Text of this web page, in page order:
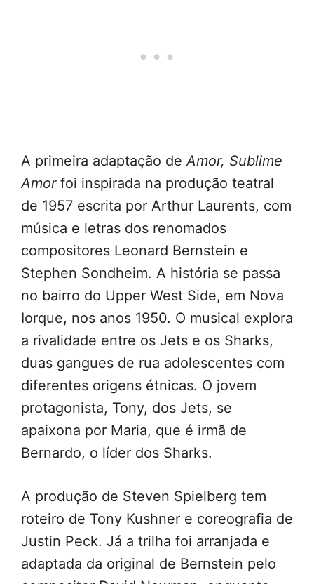
A primeira adaptação de Amor, Sublime
Amorfoi inspirada na produção teatral
de 1957 escrita por Arthur Laurents, com
música e letras dos renomados
compositores Leonard Bernstein e
Stephen Sondheim. A história se passa
no bairro do Upper West Side, em Nova
Iorque, nos anos 1950. O musical explora
a rivalidade entre os Jets e os Sharks,
duas gangues de rua adolescentes com
diferentes origens étnicas. O jovem
protagonista, Tony, dos Jets, se
apaixona por Maria, que é irmã de
Bernardo, o líder dos Sharks.
A produção de Steven Spielberg tem
roteiro de Tony Kushner e coreografia de
Justin Peck. Já a trilha foi arranjada e
adaptada da original de Bernstein pelo